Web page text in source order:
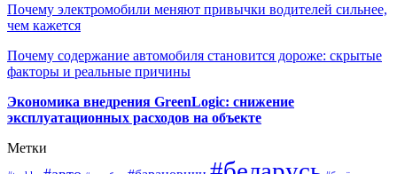
Почему электромобили меняют привычки водителей сильнее,
чем кажется
Почему содержание автомобиля становится дороже: скрытые
факторы и реальные причины
Экономика внедрения GreenLogic: снижение
эксплуатационных расходов на объекте
Метки